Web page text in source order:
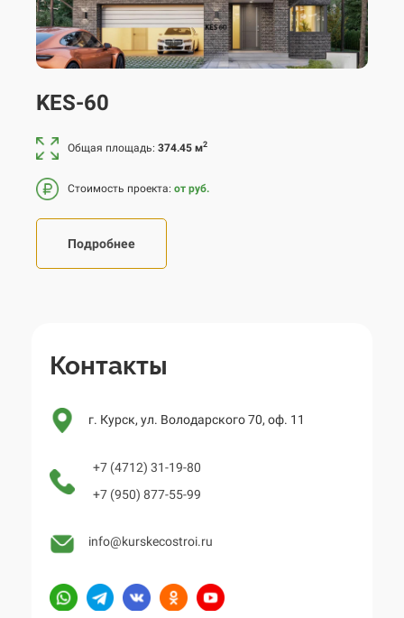
KES-60
Общая площадь: 374.45 м2
Стоимость проекта: от руб.
Подробнее
Контакты
г. Курск, ул. Володарского 70, оф. 11
+7 (4712) 31-19-80
+7 (950) 877-55-99
info@kurskecostroi.ru